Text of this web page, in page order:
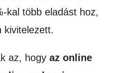
kal több eladást hoz,
kivitelezett.
az, hogyaz online